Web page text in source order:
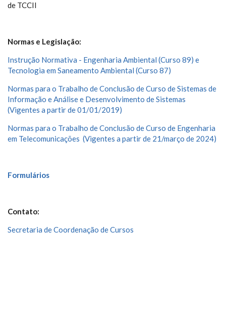
de TCCII
Normas e Legislação:
Instrução Normativa - Engenharia Ambiental (Curso 89) e
Tecnologia em Saneamento Ambiental (Curso 87)
Normas para o Trabalho de Conclusão de Curso de Sistemas de
Informação e Análise e Desenvolvimento de Sistemas
(Vigentes a partir de 01/01/2019)
Normas para o Trabalho de Conclusão de Curso de Engenharia
em Telecomunicações (Vigentes a partir de 21/março de 2024)
Formulários
Contato:
Secretaria de Coordenação de Cursos